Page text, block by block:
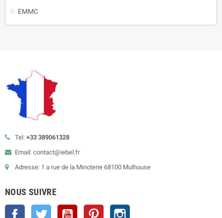
EMMC
Tel: +33 389061328
Email: contact@iebel.fr
Adresse: 1 a rue de la Minoterie 68100 Mulhouse
NOUS SUIVRE
Facebook Twitter YouTube Pinterest